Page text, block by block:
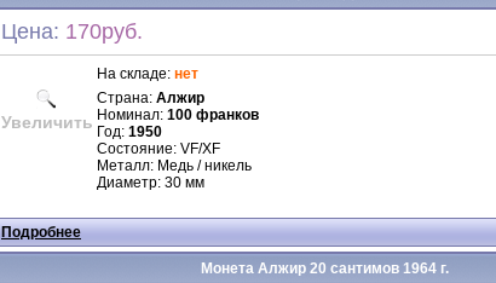
Цена: 170руб.
Увеличить
На складе: нет
Страна: Алжир
Номинал: 100 франков
Год: 1950
Состояние: VF/XF
Металл: Медь / никель
Диаметр: 30 мм
Подробнее
Монета Алжир 20 сантимов 1964 г.